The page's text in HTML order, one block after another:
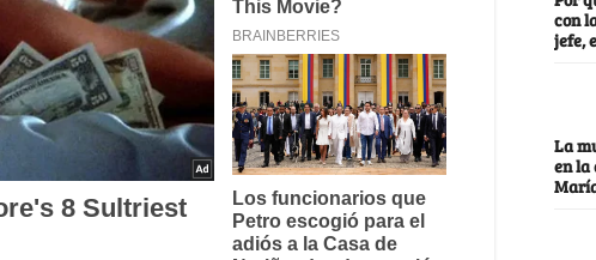
con
jefe,
La
en la